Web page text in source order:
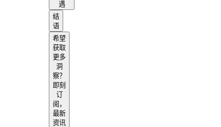
遇
结
语
希望
获取
更多
洞
察？
即刻
订
阅，
最新
资讯